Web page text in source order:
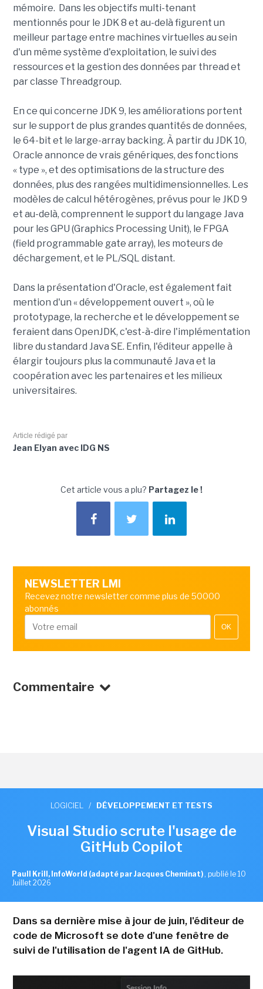
mémoire. Dans les objectifs multi-tenant
mentionnés pour le JDK 8 et au-delà figurent un
meilleur partage entre machines virtuelles au sein
d'un même système d'exploitation, le suivi des
ressources et la gestion des données par thread et
par classe Threadgroup.
En ce qui concerne JDK 9, les améliorations portent
sur le support de plus grandes quantités de données,
le 64-bit et le large-array backing. À partir du JDK 10,
Oracle annonce de vrais génériques, des fonctions
« type », et des optimisations de la structure des
données, plus des rangées multidimensionnelles. Les
modèles de calcul hétérogènes, prévus pour le JKD 9
et au-delà, comprennent le support du langage Java
pour les GPU (Graphics Processing Unit), le FPGA
(field programmable gate array), les moteurs de
déchargement, et le PL/SQL distant.
Dans la présentation d'Oracle, est également fait
mention d'un « développement ouvert », où le
prototypage, la recherche et le développement se
feraient dans OpenJDK, c'est-à-dire l'implémentation
libre du standard Java SE. Enfin, l'éditeur appelle à
élargir toujours plus la communauté Java et la
coopération avec les partenaires et les milieux
universitaires.
Article rédigé par
Jean Elyan avec IDG NS
Cet article vous a plu? Partagez le !
NEWSLETTER LMI
Recevez notre newsletter comme plus de 50000
abonnés
OK
Commentaire
LOGICIEL / DÉVELOPPEMENT ET TESTS
Visual Studio scrute l'usage de
GitHub Copilot
Paull Krill, InfoWorld (adapté par Jacques Cheminat) , publié le 10
Juillet 2026
Dans sa dernière mise à jour de juin, l'éditeur de
code de Microsoft se dote d'une fenêtre de
suivi de l'utilisation de l'agent IA de GitHub.